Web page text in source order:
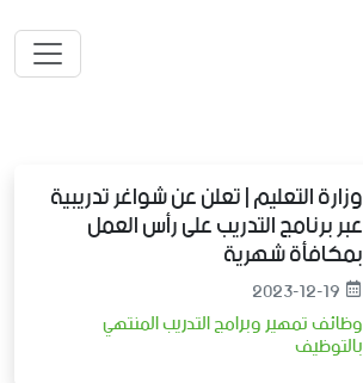
وزارة التعليم | تعلن عن شواغر تدريبية
عبر برنامج التدريب على رأس العمل
بمكافأة شهرية
2023-12-19
وظائف تمهير وبرامج التدريب المنتهي
بالتوظيف